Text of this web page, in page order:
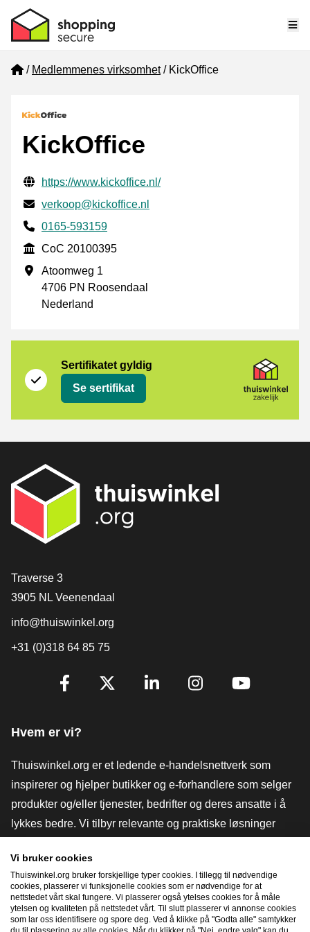
Home
Medlemmenes virksomhet KickOffice
KickOffice
Verifisert kontaktinformasjon
Website URL
https://www.kickoffice.nl/
E-post
verkoop@kickoffice.nl
Phone number
0165-593159
CoC
CoC 20100395
Forretningsadresse
Atoomweg 1
4706 PN Roosendaal
Nederland
Sertifikatet gyldig
Se sertifikat
[_General:Contact]
Traverse 3
3905 NL Veenendaal
info@thuiswinkel.org
+31 (0)318 64 85 75
[_General:SocialMediaTitle]
Hvem er vi?
Thuiswinkel.org er et ledende e-handelsnettverk som
inspirerer og hjelper butikker og e-forhandlere som selger
produkter og/eller tjenester, bedrifter og deres ansatte i å
lykkes bedre. Vi tilbyr relevante og praktiske løsninger
verktøy og råd, advokatvirksomhet, markedsundersøkelser,
og har vår egen utdanningsplattform, Thuiswinkel e-
Academy.
Vi bruker cookies
Thuiswinkel.org bruker forskjellige typer cookies. I tillegg til nødvendige
cookies, plasserer vi funksjonelle cookies som er nødvendige for at
nettstedet vårt skal fungere. Vi plasserer også ytelses cookies for å måle
ytelsen og kvaliteten på nettstedet vårt. Til slutt plasserer vi annonse cookies
som lar oss identifisere og spore deg. Ved å klikke på "Godta alle" samtykker